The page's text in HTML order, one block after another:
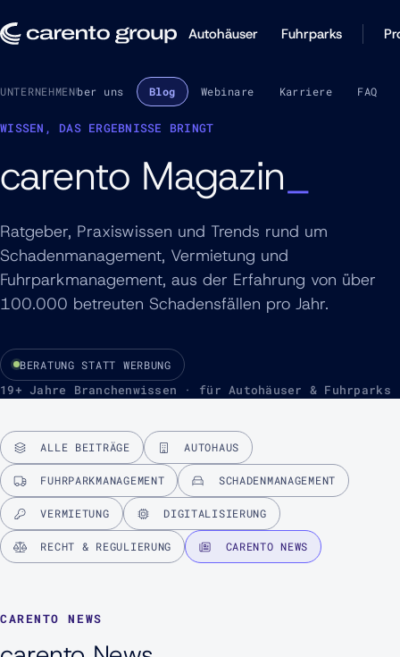
Autohäuser Fuhrparks
UNTERNEHMENÜber uns Blog Webinare Karriere FAQ
WISSEN, DAS ERGEBNISSE BRINGT
carento Magazin
Ratgeber, Praxiswissen und Trends rund um
Schadenmanagement, Vermietung und
Fuhrparkmanagement, aus der Erfahrung von über
100.000 betreuten Schadensfällen pro Jahr.
BERATUNG STATT WERBUNG
19+ Jahre Branchenwissen · für Autohäuser & Fuhrparks
ALLE BEITRÄGE AUTOHAUS
FUHRPARKMANAGEMENT SCHADENMANAGEMENT
VERMIETUNG DIGITALISIERUNG
RECHT & REGULIERUNG CARENTO NEWS
CARENTO NEWS